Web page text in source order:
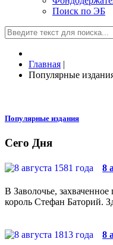
Поиск по ЭБ
Главная |
Популярные
Популярные издания
Сего Дня
8
В Заволочье,
король Стефан Баторий.
8